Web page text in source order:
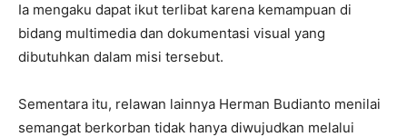
Ia mengaku dapat ikut terlibat karena kemampuan di
bidang multimedia dan dokumentasi visual yang
dibutuhkan dalam misi tersebut.
Sementara itu, relawan lainnya Herman Budianto menilai
semangat berkorban tidak hanya diwujudkan melalui